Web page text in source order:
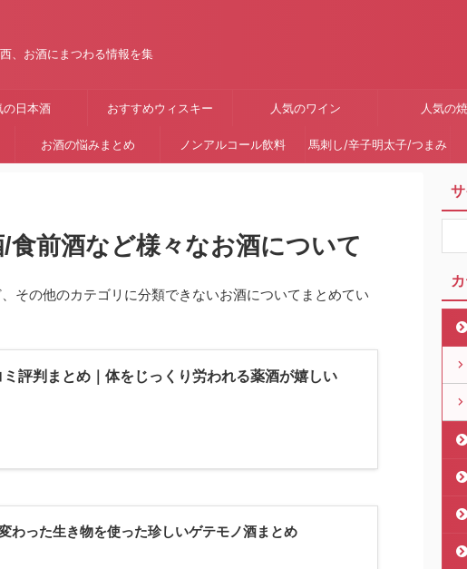
、お酒にまつわる情報を集
の日本酒 おすすめウィスキー 人気のワイン 人気の
お酒の悩みまとめ ノンアルコール飲料 馬刺し/辛子明太子/つまみ
食前酒など様々なお酒について
その他のカテゴリに分類できないお酒についてまとめてい
評判まとめ｜体をじっくり労われる薬酒が嬉しい
変わった生き物を使った珍しいゲテモノ酒まとめ